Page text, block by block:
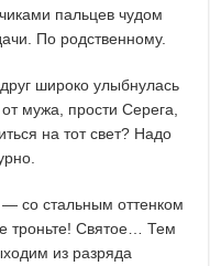
пальцев чудом
По родственному.
широко улыбнулась
мужа, прости Серега,
на тот свет? Надо
со стальным оттенком
троньте! Святое… Тем
из разряда